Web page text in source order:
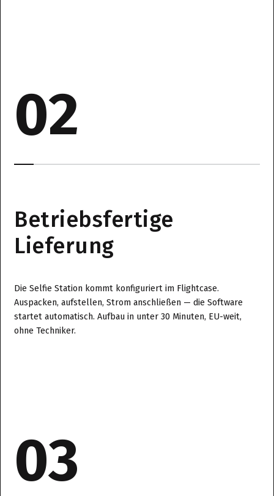
02
Betriebsfertige
Lieferung
Die Selfie Station kommt konfiguriert im Flightcase.
Auspacken, aufstellen, Strom anschließen — die Software
startet automatisch. Aufbau in unter 30 Minuten, EU-weit,
ohne Techniker.
03